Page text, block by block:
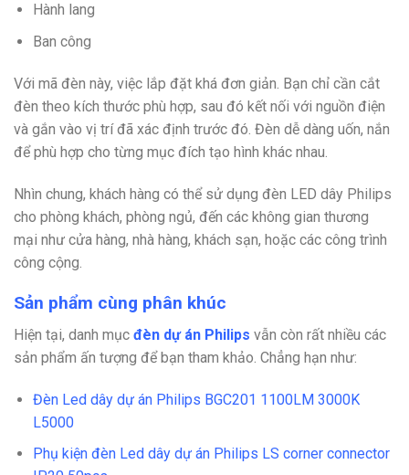
Hành lang
Ban công
Với mã đèn này, việc lắp đặt khá đơn giản. Bạn chỉ cần cắt
đèn theo kích thước phù hợp, sau đó kết nối với nguồn điện
và gắn vào vị trí đã xác định trước đó. Đèn dễ dàng uốn, nắn
để phù hợp cho từng mục đích tạo hình khác nhau.
Nhìn chung, khách hàng có thể sử dụng đèn LED dây Philips
cho phòng khách, phòng ngủ, đến các không gian thương
mại như cửa hàng, nhà hàng, khách sạn, hoặc các công trình
công cộng.
Sản phẩm cùng phân khúc
Hiện tại, danh mục đèn dự án Philips vẫn còn rất nhiều các
sản phẩm ấn tượng để bạn tham khảo. Chẳng hạn như:
Đèn Led dây dự án Philips BGC201 1100LM 3000K
L5000
Phụ kiện đèn Led dây dự án Philips LS corner connector